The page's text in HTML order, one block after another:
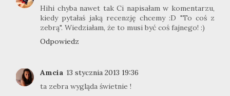
Hihi chyba nawet tak Ci napisałam w komentarzu,
kiedy pytałaś jaką recenzję chcemy :D "To coś z
zebrą". Wiedziałam, że to musi być coś fajnego! :)
Odpowiedz
Amcia 13 stycznia 2013 19:36
ta zebra wygląda świetnie !